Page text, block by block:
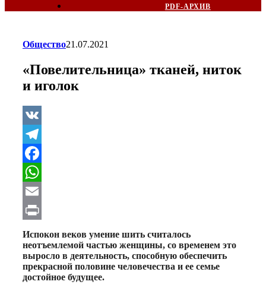
PDF-АРХИВ
Общество21.07.2021
«Повелительница» тканей, ниток
и иголок
VK
Telegram
Facebook
WhatsApp
Email
Print
Испокон веков умение шить считалось
неотъемлемой частью женщины, со временем это
выросло в деятельность, способную обеспечить
прекрасной половине человечества и ее семье
достойное будущее.